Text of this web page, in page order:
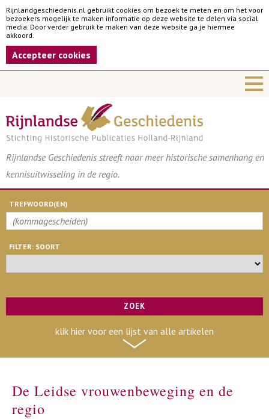
Rijnlandgeschiedenis.nl gebruikt cookies om bezoek te meten en om het voor
bezoekers mogelijk te maken informatie op deze website te delen via social
media. Door verder gebruik te maken van deze website ga je hiermee
akkoord.
Accepteer cookies
Rijnlandse Geschiedenis streeft naar meer historische samenhang en
kennisuitwisseling in de regio.
TREFWOORD(EN)
FILTER: SOORT
klik hier voor een lijst van alle artikelen
De Leidse vrouwenbeweging en de
regio